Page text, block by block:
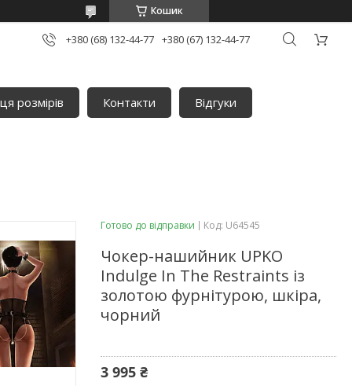
Кошик
+380 (68) 132-44-77 +380 (67) 132-44-77
розмірів Контакти Відгуки
Готово до відправки Код: U64545
Чокер-нашийник UPKO
Indulge In The Restraints із
золотою фурнітурою, шкіра,
чорний
3 995 ₴